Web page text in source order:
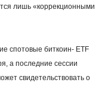
лишь «коррекционными
спотовые биткоин- ETF
а последние сессии
свидетельствовать о